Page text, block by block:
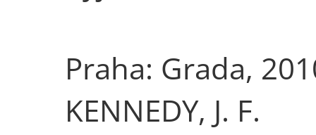
Praha: Grada,
KENNEDY, J. F.